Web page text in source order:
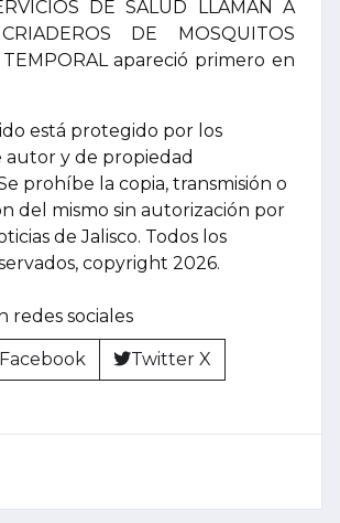
DE SALUD LLAMAN A
DE MOSQUITOS
TEMPORAL apareció primero en
está protegido por los
autor y de propiedad
prohíbe la copia, transmisión o
del mismo sin autorización por
de Jalisco. Todos los
copyright 2026.
redes sociales
Twitter X